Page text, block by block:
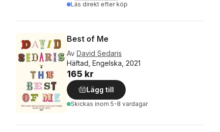
Läs direkt efter köp
Best of Me
Av David Sedaris
Häftad, Engelska, 2021
165 kr
Lägg till
Skickas inom 5-8 vardagar